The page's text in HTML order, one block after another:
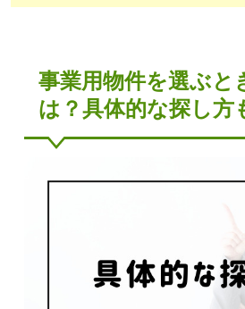
事業用物件を選ぶと
は？具体的な探し方